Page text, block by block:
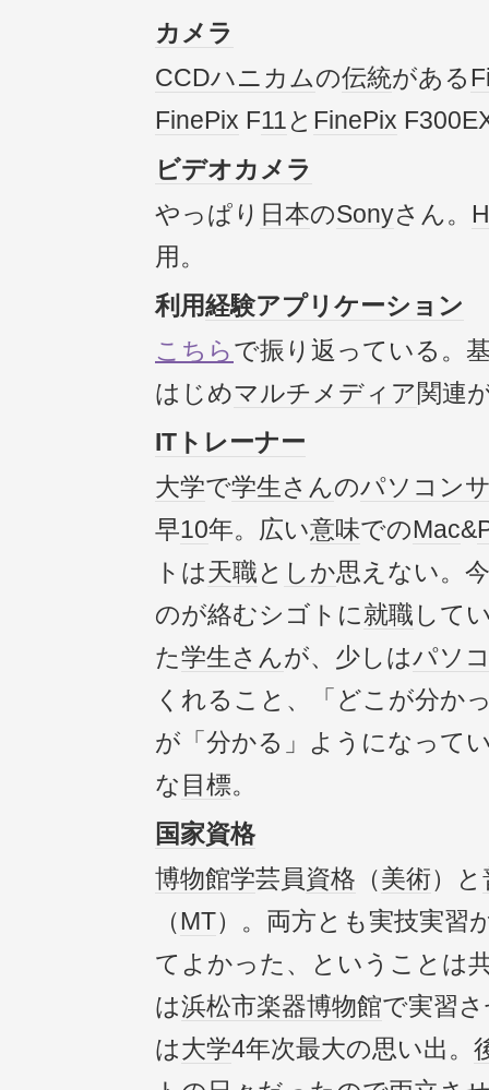
カメラ
CCDハニカムの伝統がある
FinePix F11と FinePix
ビデオカメラ
やっぱり 日本のSonyさん。
用。
利用経験アプリケーション
こちらで振り返っている。
はじめマルチメディア関連
IT トレーナー
大学で学生さんのパソコン
早10年。広い意味でのMac&
トは天職と しか思えない。
のが絡むシゴトに就職 して
た学生さんが、少しはパソ
くれること、「どこが分か
が「分かる」ようになって
な 目標。
国家資格
博物館学芸員資格 （美術）と
（MT）。両方とも実技実習
てよかった、ということは
は浜松市楽器博物館で実習
は大学4年次最大の思い出。